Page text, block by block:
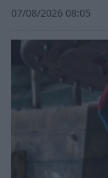
07/08/2026 08:05